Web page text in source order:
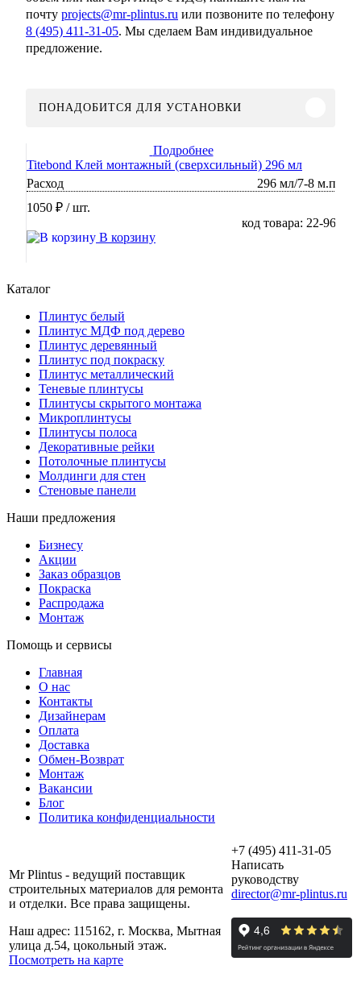
почту projects@mr-plintus.ru или позвоните по телефону
8 (495) 411-31-05. Мы сделаем Вам индивидуальное
предложение.
ПОНАДОБИТСЯ ДЛЯ УСТАНОВКИ
Подробнее
Titebond Клей монтажный (сверхсильный) 296 мл
Расход
296 мл/7-8 м.п
1050 ₽ / шт.
код товара: 22-96
В корзину
Каталог
Плинтус белый
Плинтус МДФ под дерево
Плинтус деревянный
Плинтус под покраску
Плинтус металлический
Теневые плинтусы
Плинтусы скрытого монтажа
Микроплинтусы
Плинтусы полоса
Декоративные рейки
Потолочные плинтусы
Молдинги для стен
Стеновые панели
Наши предложения
Бизнесу
Акции
Заказ образцов
Покраска
Распродажа
Монтаж
Помощь и сервисы
Главная
О нас
Контакты
Дизайнерам
Оплата
Доставка
Обмен-Возврат
Монтаж
Вакансии
Блог
Политика конфиденциальности
Mr Plintus - ведущий поставщик
строительных материалов для ремонта
и отделки. Все права защищены.
Наш адрес: 115162, г. Москва, Мытная
улица д.54, цокольный этаж.
Посмотреть на карте
+7 (495) 411-31-05
Написать
руководству
director@mr-plintus.ru